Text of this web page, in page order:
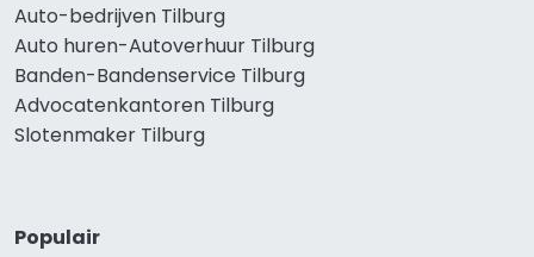
Auto-bedrijven Tilburg
Auto huren-Autoverhuur Tilburg
Banden-Bandenservice Tilburg
Advocatenkantoren Tilburg
Slotenmaker Tilburg
Populair